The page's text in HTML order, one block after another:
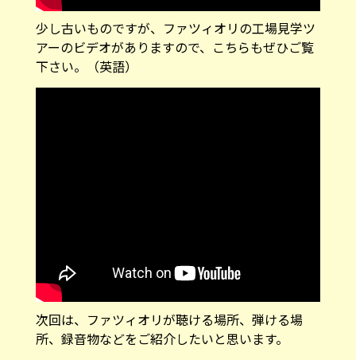
少し古いものですが、ファツィオリの工場見学ツ
アーのビデオがありますので、こちらもぜひご覧
下さい。（英語）
次回は、ファツィオリが聴ける場所、弾ける場
所、録音物などをご紹介したいと思います。